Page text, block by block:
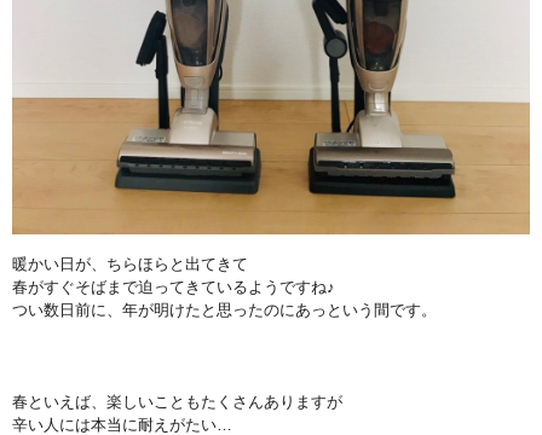
暖かい日が、ちらほらと出てきて
春がすぐそばまで迫ってきているようですね♪
つい数日前に、年が明けたと思ったのにあっという間です。
春といえば、楽しいこともたくさんありますが
辛い人には本当に耐えがたい…